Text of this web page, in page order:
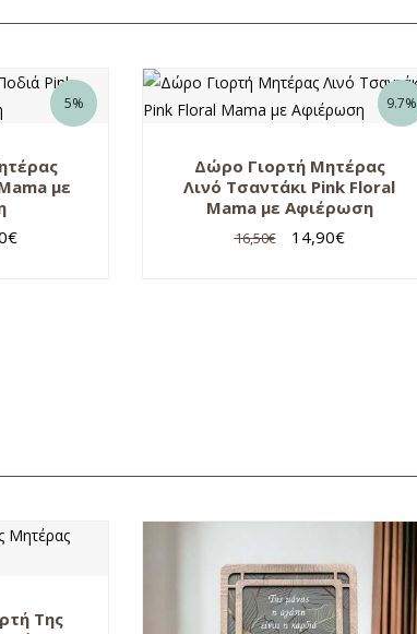
5%
με
€
9.7%
Δώρο Γιορτή Μητέρας
Λινό Τσαντάκι Pink Floral
Mama με Αφιέρωση
16,50€ 14,90€
Της